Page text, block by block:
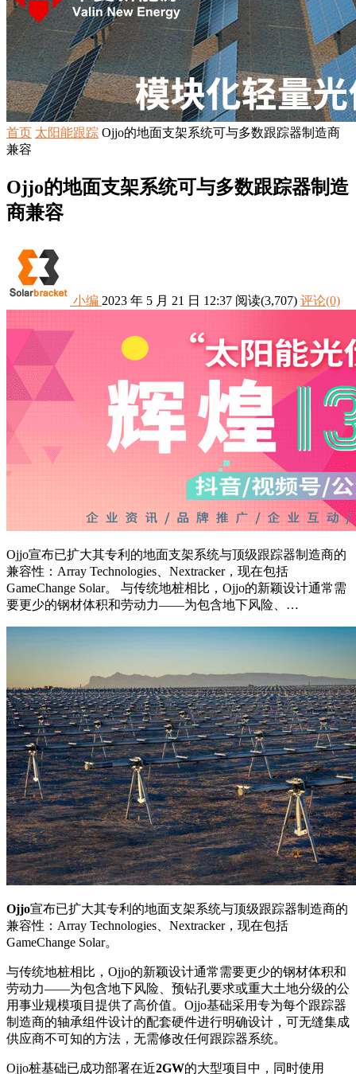
首页 太阳能跟踪 Ojjo的地面支架系统可与多数跟踪器制造商
兼容
Ojjo的地面支架系统可与多数跟踪器制造
商兼容
小编 2023 年 5 月 21 日 12:37 阅读(3,707) 评论(0)
Ojjo宣布已扩大其专利的地面支架系统与顶级跟踪器制造商的
兼容性：Array Technologies、Nextracker，现在包括
GameChange Solar。 与传统地桩相比，Ojjo的新颖设计通常需
要更少的钢材体积和劳动力——为包含地下风险、…
Ojjo宣布已扩大其专利的地面支架系统与顶级跟踪器制造商的
兼容性：Array Technologies、Nextracker，现在包括
GameChange Solar。
与传统地桩相比，Ojjo的新颖设计通常需要更少的钢材体积和
劳动力——为包含地下风险、预钻孔要求或重大土地分级的公
用事业规模项目提供了高价值。Ojjo基础采用专为每个跟踪器
制造商的轴承组件设计的配套硬件进行明确设计，可无缝集成
供应商不可知的方法，无需修改任何跟踪器系统。
Ojjo桩基础已成功部署在近2GW的大型项目中，同时使用